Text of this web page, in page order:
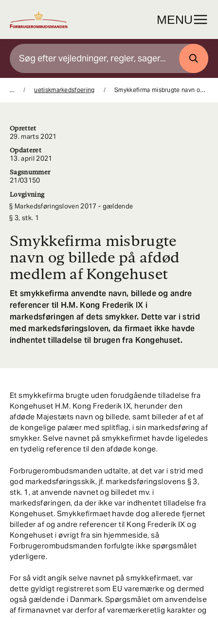
indhold
MENU
SØG
... uetiskmarkedsfoering Smykkefirma misbrugte navn og billede på afdød medlem af Kongehuset
Oprettet
29. marts 2021
Opdateret
13. april 2021
Sagsnummer
21/03150
Lovgivning
Markedsføringsloven 2017 - gældende
3, stk. 1
Smykkefirma misbrugte
navn og billede på afdød
medlem af Kongehuset
Et smykkefirma anvendte navn, billede og andre
referencer til H.M. Kong Frederik IX i
markedsføringen af dets smykker. Dette var i strid
med markedsføringsloven, da firmaet ikke havde
indhentet tilladelse til brugen fra Kongehuset.
Et smykkefirma brugte uden forudgående tilladelse fra
Kongehuset H.M. Kong Frederik IX, herunder den
afdøde Majestæts navn og billede, samt billeder af et af
de kongelige palæer med splitflag, i sin markedsføring af
smykker. Selve navnet på smykkefirmet havde ligeledes
en tydelig reference til den afdøde konge.
Forbrugerombudsmanden udtalte, at det var i strid med
god markedsføringsskik, jf. markedsføringslovens § 3,
stk. 1, at anvende navnet og billedet mv. i
markedsføringen, da der ikke var indhentet tilladelse fra
Kongehuset. Smykkefirmaet havde dog allerede fjernet
billeder af og andre referencer til Kong Frederik IX og
Kongehuset i øvrigt fra sin hjemmeside, så
Forbrugerombudsmanden forfulgte ikke spørgsmålet
yderligere.
For så vidt angik selve navnet på smykkefirmaet, var
dette gyldigt registreret som EU varemærke og dermed
også gældende i Danmark. Spørgsmålet om anvendelse
af firmanavnet var derfor af varemærkeretlig karakter og